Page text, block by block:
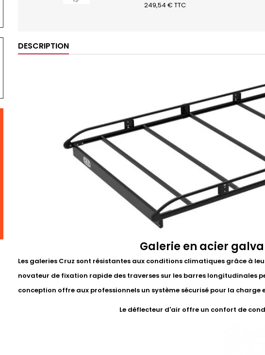
249,54 € TTC
DESCRIPTION
Galerie en acier
Les galeries Cruz sont résistantes aux conditions climatiques grâce à
novateur de fixation rapide des traverses sur les barres longitudinales
conception offre aux professionnels un système sécurisé pour la
Le déflecteur d'air offre un confort de